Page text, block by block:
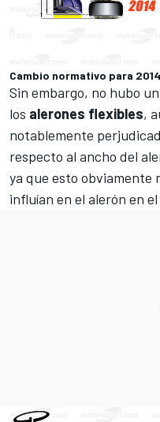
Cambio normativo para
Sin embargo, no hubo
los alerones flexibles,
notablemente
respecto al ancho del
ya que esto obviamente
influían en el alerón en